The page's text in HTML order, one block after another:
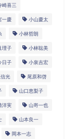
崎喜三
一慶 小山慶太
小林哲朗
理子 小林聡美
日子 小泉吉宏
光 尾原和啓
山口恵梨子
洋実 山嵜一也
山本良一
岡本一志